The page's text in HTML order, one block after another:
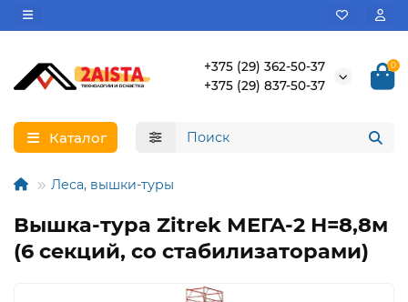
+375 (29) 362-50-37
+375 (29) 837-50-37
0
Каталог
Леса, вышки-туры
Вышка-тура Zitrek МЕГА-2 Н=8,8м
(6 секций, со стабилизаторами)